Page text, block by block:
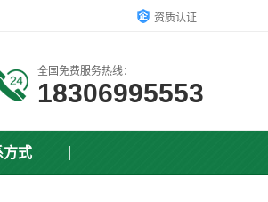
资质认证
全国免费服务热线：
18306995553
方式